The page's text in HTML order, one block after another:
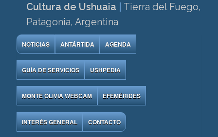
Cultura de Ushuaia
Tierra del Fuego,
Patagonia, Argentina
NOTICIAS ANTÁRTIDA AGENDA
GUÍA DE SERVICIOS USHPEDIA
MONTE OLIVIA WEBCAM EFEMÉRIDES
INTERÉS GENERAL CONTACTO